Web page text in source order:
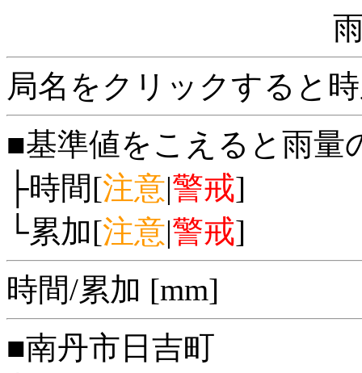
局名をクリックすると
■基準値をこえると雨量
├時間[注意|警戒]
└累加[注意|警戒]
時間/累加 [mm]
■南丹市日吉町